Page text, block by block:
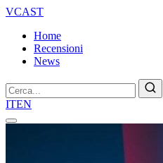
VCAST
Home
Recensioni
News
Cerca
ITEN